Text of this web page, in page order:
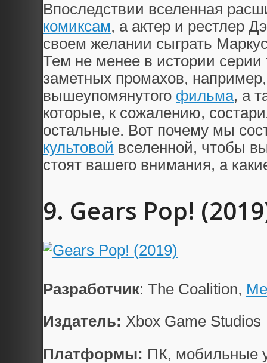
Впоследствии вселенная
комиксам, а актер и рестлер
своем желании сыграть
Тем не менее в истории серии
заметных промахов, например,
вышеупомянутого фильма, а
которые, к сожалению,
остальные. Вот почему мы
культовой вселенной, чтобы
стоят вашего внимания, а
9. Gears Pop!
Разработчик: The Coalition,
Издатель: Xbox Game Studios
Платформы: ПК, мобильные